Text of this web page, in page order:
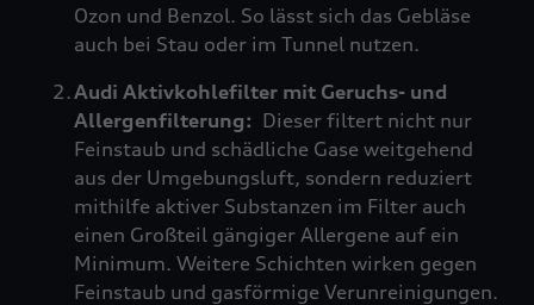
Ozon und Benzol. So lässt sich das Gebläse
auch bei Stau oder im Tunnel nutzen.
Audi Aktivkohlefilter mit Geruchs- und
Allergenfilterung: Dieser filtert nicht nur
Feinstaub und schädliche Gase weitgehend
aus der Umgebungsluft, sondern reduziert
mithilfe aktiver Substanzen im Filter auch
einen Großteil gängiger Allergene auf ein
Minimum. Weitere Schichten wirken gegen
Feinstaub und gasförmige Verunreinigungen.